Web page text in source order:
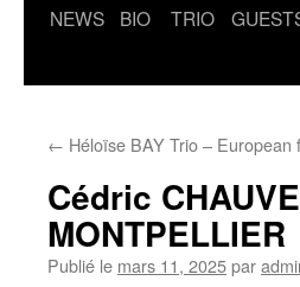
Aller
NEWS BIO TRIO
← Héloïse BAY Trio – European
Cédric
MONTPELLIER
Publié le mars 11, 2025par